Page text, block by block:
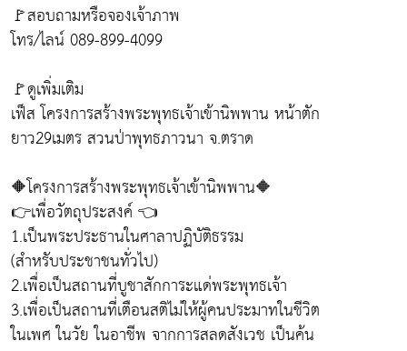
🚩สอบถามหรือจองเจ้าภาพ
โทร/ไลน์ 089-899-4099
🚩ดูเพิ่มเติม
เฟ็ส โครงการสร้างพระพุทธเจ้าเข้านิพพาน หน้าตัก
ยาว29เมตร สวนป่าพุทธภาวนา จ.ตราด
🔶โครงการสร้างพระพุทธเจ้าเข้านิพพาน🔶
👉เพื่อวัตถุประสงค์ 👈
1.เป็นพระประธานในศาลาปฏิบัติธรรม
(สำหรับประชาชนทั่วไป)
2.เพื่อเป็นสถานที่บูชาสักการะแด่พระพุทธเจ้า
3.เพื่อเป็นสถานที่เตือนสติไม่ให้ผู้คนประมาทในชีวิต
ในเพศ ในวัย ในอาชีพ จากการสลดสังเวช เป็นค้น